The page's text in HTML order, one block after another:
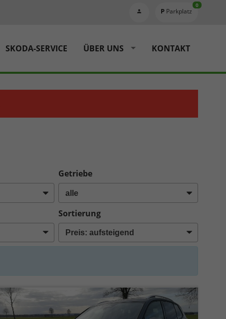
Parkplatz
0
SKODA-SERVICE ÜBER UNS KONTAKT
Getriebe
Sortierung